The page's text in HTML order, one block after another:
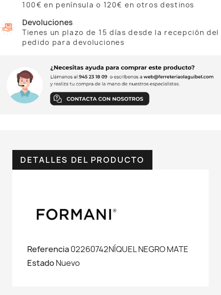
100€ en península o 120€ en otros destinos
Devoluciones
Tienes un plazo de 15 días desde la recepción del
pedido para devoluciones
DETALLES DEL PRODUCTO
Referencia02260742NÍQUEL NEGRO MATE
EstadoNuevo